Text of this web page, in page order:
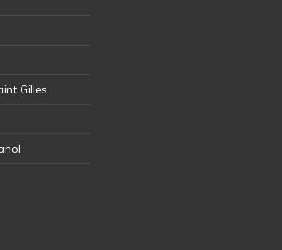
Gilles